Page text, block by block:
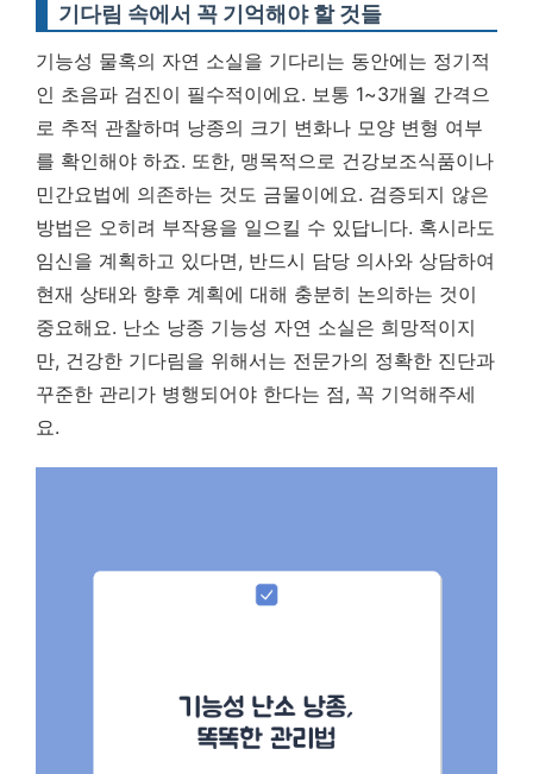
기다림 속에서 꼭 기억해야 할 것들
기능성 물혹의 자연 소실을 기다리는 동안에는 정기적
인 초음파 검진이 필수적이에요. 보통 1~3개월 간격으
로 추적 관찰하며 낭종의 크기 변화나 모양 변형 여부
를 확인해야 하죠. 또한, 맹목적으로 건강보조식품이나
민간요법에 의존하는 것도 금물이에요. 검증되지 않은
방법은 오히려 부작용을 일으킬 수 있답니다. 혹시라도
임신을 계획하고 있다면, 반드시 담당 의사와 상담하여
현재 상태와 향후 계획에 대해 충분히 논의하는 것이
중요해요. 난소 낭종 기능성 자연 소실은 희망적이지
만, 건강한 기다림을 위해서는 전문가의 정확한 진단과
꾸준한 관리가 병행되어야 한다는 점, 꼭 기억해주세
요.